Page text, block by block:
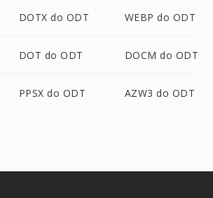
DOTX do ODT WEBP do ODT
DOT do ODT DOCM do ODT
PPSX do ODT AZW3 do ODT